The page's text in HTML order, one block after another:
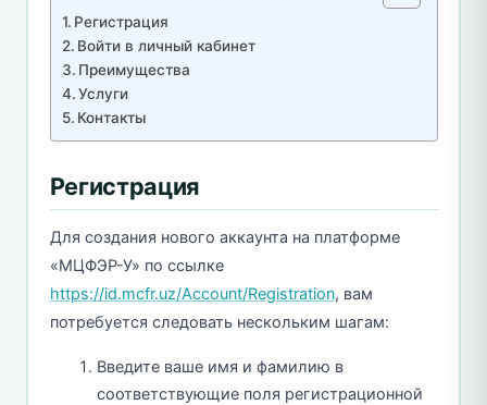
Регистрация
Войти в личный кабинет
Преимущества
Услуги
Контакты
Регистрация
Для создания нового аккаунта на платформе
«МЦФЭР-У» по ссылке
https://id.mcfr.uz/Account/Registration, вам
потребуется следовать нескольким шагам:
Введите ваше имя и фамилию в
соответствующие поля регистрационной